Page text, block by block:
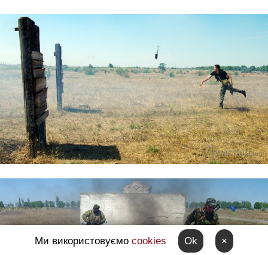
Ми використовуємо cookies Ok ×